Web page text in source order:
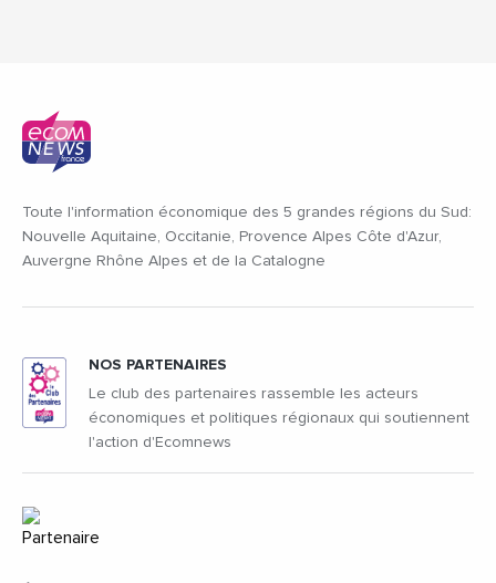
Toute l'information économique des 5 grandes régions du Sud:
Nouvelle Aquitaine, Occitanie, Provence Alpes Côte d'Azur,
Auvergne Rhône Alpes et de la Catalogne
NOS PARTENAIRES
Le club des partenaires rassemble les acteurs
économiques et politiques régionaux qui soutiennent
l'action d'Ecomnews